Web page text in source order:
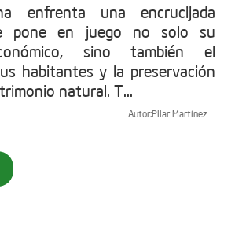
enfrenta una encrucijada
pone en juego no solo su
sino también el
habitantes y la preservación
natural. T...
Autor:Pilar Martínez